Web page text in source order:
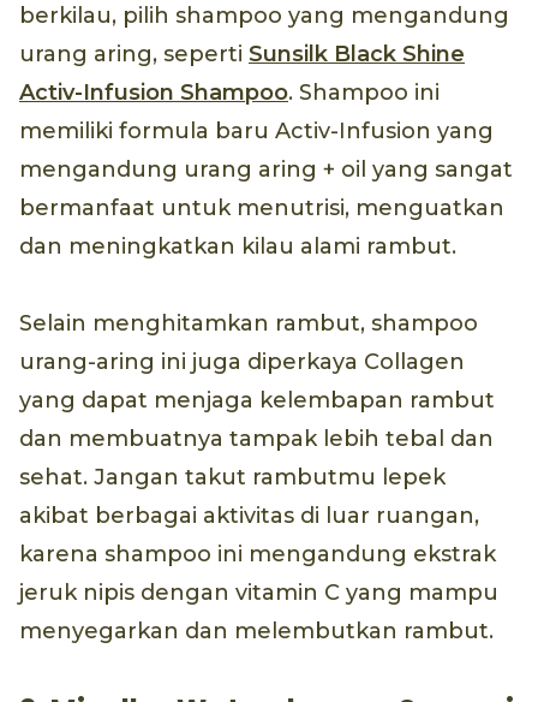
berkilau, pilih shampoo yang mengandung
urang aring, seperti Sunsilk Black Shine
Activ-Infusion Shampoo. Shampoo ini
memiliki formula baru Activ-Infusion yang
mengandung urang aring + oil yang sangat
bermanfaat untuk menutrisi, menguatkan
dan meningkatkan kilau alami rambut.
Selain menghitamkan rambut, shampoo
urang-aring ini juga diperkaya Collagen
yang dapat menjaga kelembapan rambut
dan membuatnya tampak lebih tebal dan
sehat. Jangan takut rambutmu lepek
akibat berbagai aktivitas di luar ruangan,
karena shampoo ini mengandung ekstrak
jeruk nipis dengan vitamin C yang mampu
menyegarkan dan melembutkan rambut.